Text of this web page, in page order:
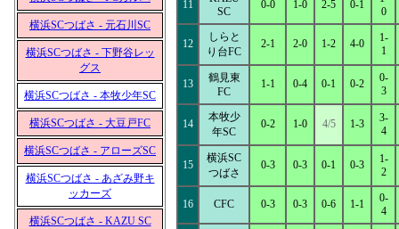
横浜SCつばさ - 元石川SC
横浜SCつばさ - 下野谷レッ
グス
横浜SCつばさ - 本牧少年SC
横浜SCつばさ - 大豆戸FC
横浜SCつばさ - アローズSC
横浜SCつばさ - あざみ野キ
ッカーズ
横浜SCつばさ - KAZU SC
11
SC
0-0 1-0 2-5 0-1
0
12
しらと
り台FC
2-1 2-0 1-2 4-0
1-
1
13
鶴見東
FC
1-1 0-4 0-1 0-2
0-
3
14
本牧少
年SC
0-2 1-0 4/5 1-3
3-
4
15
横浜SC
つばさ
0-3 0-3 0-1 0-3
1-
2
16 CFC 0-3 0-3 0-6 1-1
0-
4